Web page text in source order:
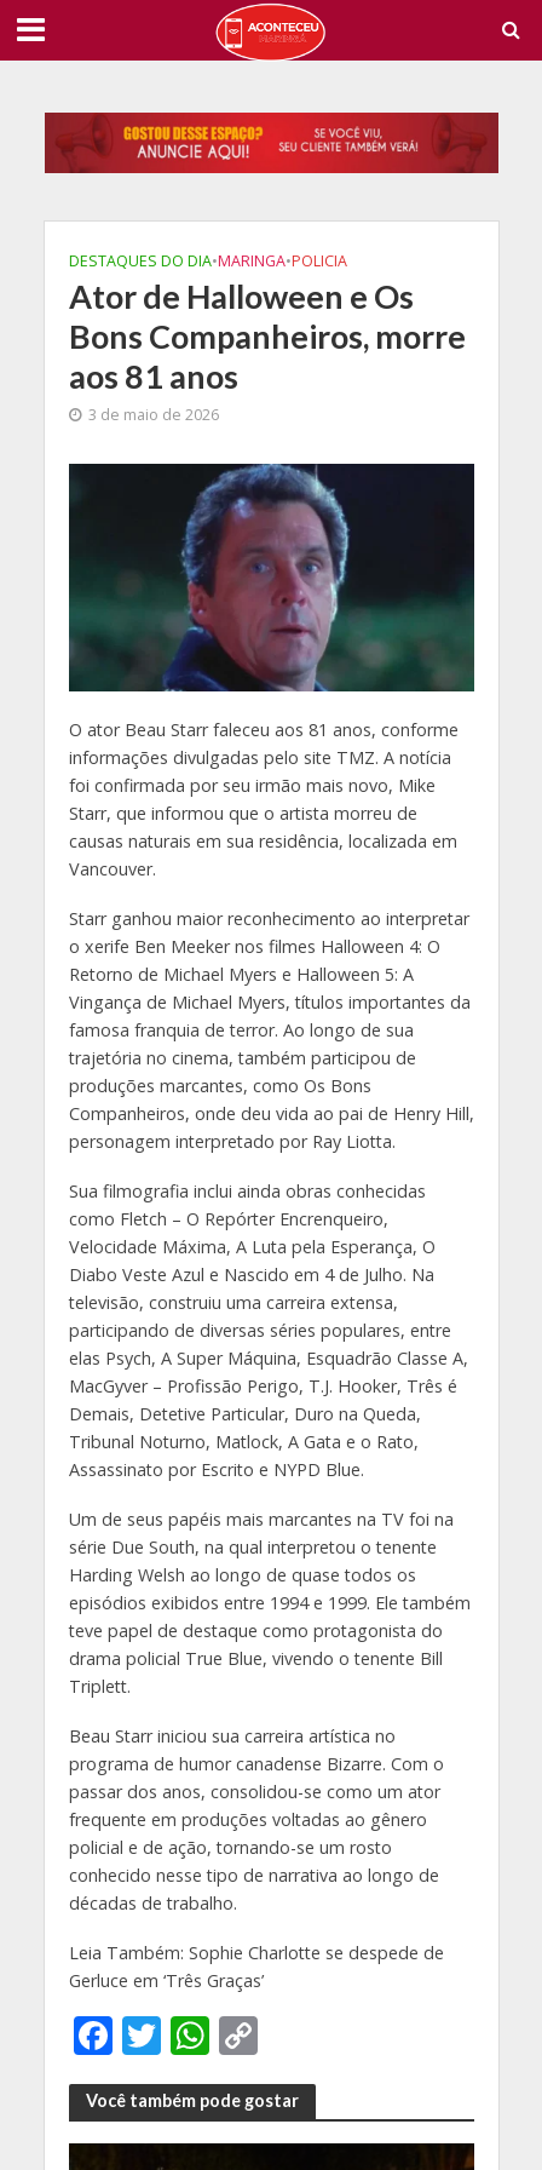
DESTAQUES DO DIA•MARINGA•POLICIA
Ator de Halloween e Os
Bons Companheiros, morre
aos 81 anos
3 de maio de 2026
O ator Beau Starr faleceu aos 81 anos, conforme
informações divulgadas pelo site TMZ. A notícia
foi confirmada por seu irmão mais novo, Mike
Starr, que informou que o artista morreu de
causas naturais em sua residência, localizada em
Vancouver.
Starr ganhou maior reconhecimento ao interpretar
o xerife Ben Meeker nos filmes Halloween 4: O
Retorno de Michael Myers e Halloween 5: A
Vingança de Michael Myers, títulos importantes da
famosa franquia de terror. Ao longo de sua
trajetória no cinema, também participou de
produções marcantes, como Os Bons
Companheiros, onde deu vida ao pai de Henry Hill,
personagem interpretado por Ray Liotta.
Sua filmografia inclui ainda obras conhecidas
como Fletch – O Repórter Encrenqueiro,
Velocidade Máxima, A Luta pela Esperança, O
Diabo Veste Azul e Nascido em 4 de Julho. Na
televisão, construiu uma carreira extensa,
participando de diversas séries populares, entre
elas Psych, A Super Máquina, Esquadrão Classe A,
MacGyver – Profissão Perigo, T.J. Hooker, Três é
Demais, Detetive Particular, Duro na Queda,
Tribunal Noturno, Matlock, A Gata e o Rato,
Assassinato por Escrito e NYPD Blue.
Um de seus papéis mais marcantes na TV foi na
série Due South, na qual interpretou o tenente
Harding Welsh ao longo de quase todos os
episódios exibidos entre 1994 e 1999. Ele também
teve papel de destaque como protagonista do
drama policial True Blue, vivendo o tenente Bill
Triplett.
Beau Starr iniciou sua carreira artística no
programa de humor canadense Bizarre. Com o
passar dos anos, consolidou-se como um ator
frequente em produções voltadas ao gênero
policial e de ação, tornando-se um rosto
conhecido nesse tipo de narrativa ao longo de
décadas de trabalho.
Leia Também: Sophie Charlotte se despede de
Gerluce em ‘Três Graças’
F
ac
e
b
T
w
itt
er
W
h
at
s
C
o
p
y
Você também pode gostar